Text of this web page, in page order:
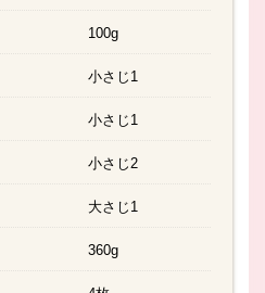
100g
小さじ1
小さじ1
小さじ2
大さじ1
360g